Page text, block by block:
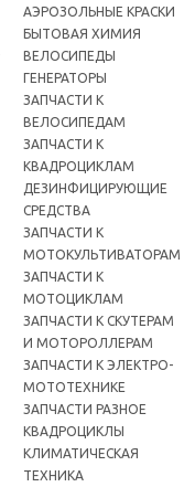
АЭРОЗОЛЬНЫЕ КРАСКИ
БЫТОВАЯ ХИМИЯ
ВЕЛОСИПЕДЫ
ГЕНЕРАТОРЫ
ЗАПЧАСТИ К
ВЕЛОСИПЕДАМ
ЗАПЧАСТИ К
КВАДРОЦИКЛАМ
ДЕЗИНФИЦИРУЮЩИЕ
СРЕДСТВА
ЗАПЧАСТИ К
МОТОКУЛЬТИВАТОРАМ
ЗАПЧАСТИ К
МОТОЦИКЛАМ
ЗАПЧАСТИ К СКУТЕРАМ
И МОТОРОЛЛЕРАМ
ЗАПЧАСТИ К ЭЛЕКТРО-
МОТОТЕХНИКЕ
ЗАПЧАСТИ РАЗНОЕ
КВАДРОЦИКЛЫ
КЛИМАТИЧЕСКАЯ
ТЕХНИКА